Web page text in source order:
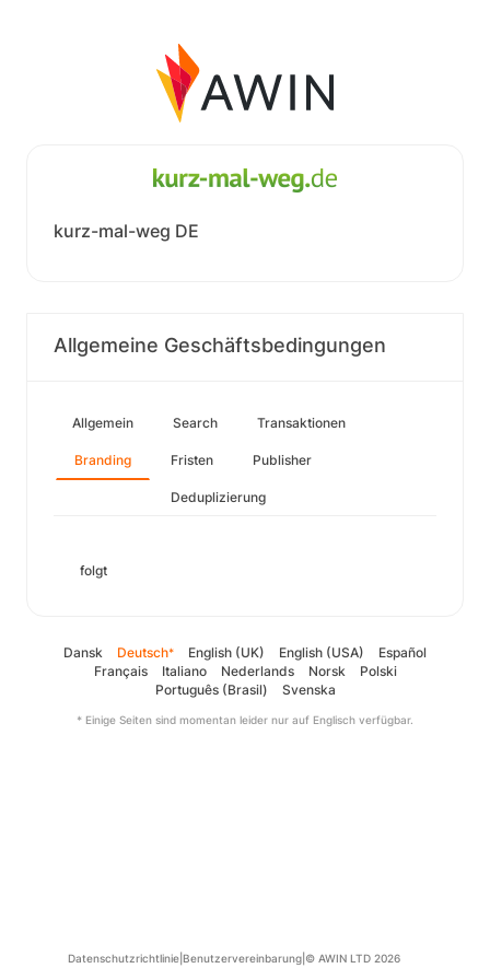
kurz-mal-weg DE
Allgemeine Geschäftsbedingungen
Allgemein Search Transaktionen
Branding Fristen Publisher
Deduplizierung
folgt
Dansk Deutsch* English (UK) English (USA)
Español
Français
Italiano Nederlands Norsk
Polski
Português (Brasil)
Svenska
* Einige Seiten sind momentan leider nur auf Englisch verfügbar.
Datenschutzrichtlinie Benutzervereinbarung © AWIN LTD 2026